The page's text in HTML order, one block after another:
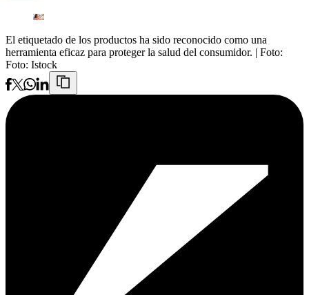
El etiquetado de los productos ha sido reconocido como una
herramienta eficaz para proteger la salud del consumidor. | Foto:
Foto: Istock